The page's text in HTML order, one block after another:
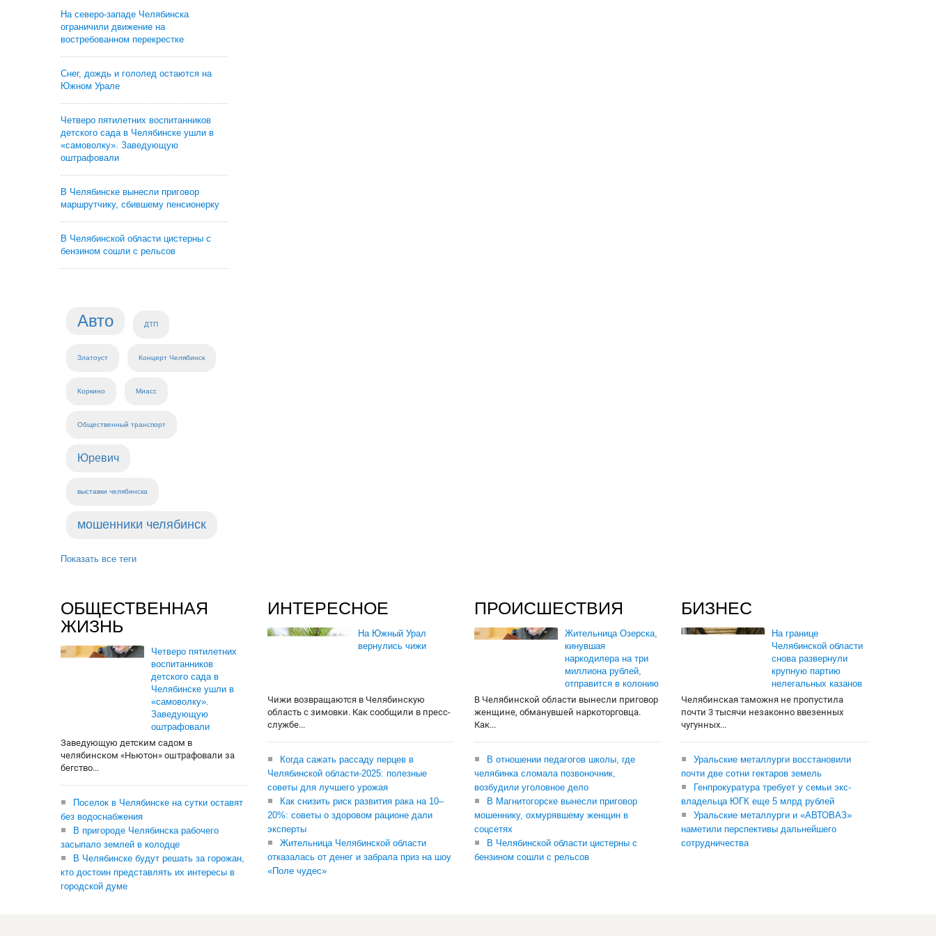
На северо-западе Челябинска
ограничили движение на
востребованном перекрестке
Снег, дождь и гололед остаются на
Южном Урале
Четверо пятилетних воспитанников
детского сада в Челябинске ушли в
«самоволку». Заведующую
оштрафовали
В Челябинске вынесли приговор
маршрутчику, сбившему пенсионерку
В Челябинской области цистерны с
бензином сошли с рельсов
Авто ДТП
Златоуст Концерт Челябинск
Коркино Миасс
Общественный транспорт
Юревич
выставки челябинска
мошенники челябинск
Показать все теги
ОБЩЕСТВЕННАЯ
ЖИЗНЬ
Четверо пятилетних
воспитанников
детского сада в
Челябинске ушли в
«самоволку».
Заведующую
оштрафовали
Заведующую детским садом в
челябинском «Ньютон» оштрафовали за
бегство...
Поселок в Челябинске на сутки оставят
без водоснабжения
В пригороде Челябинска рабочего
засыпало землей в колодце
В Челябинске будут решать за горожан,
кто достоин представлять их интересы в
городской думе
ИНТЕРЕСНОЕ
На Южный Урал
вернулись чижи
Чижи возвращаются в Челябинскую
область с зимовки. Как сообщили в пресс-
службе...
Когда сажать рассаду перцев в
Челябинской области-2025: полезные
советы для лучшего урожая
Как снизить риск развития рака на 10–
20%: советы о здоровом рационе дали
эксперты
Жительница Челябинской области
отказалась от денег и забрала приз на шоу
«Поле чудес»
ПРОИСШЕСТВИЯ
Жительница Озерска,
кинувшая
наркодилера на три
миллиона рублей,
отправится в колонию
В Челябинской области вынесли приговор
женщине, обманувшей наркоторговца.
Как...
В отношении педагогов школы, где
челябинка сломала позвоночник,
возбудили уголовное дело
В Магнитогорске вынесли приговор
мошеннику, охмурявшему женщин в
соцсетях
В Челябинской области цистерны с
бензином сошли с рельсов
БИЗНЕС
На границе
Челябинской области
снова развернули
крупную партию
нелегальных казанов
Челябинская таможня не пропустила
почти 3 тысячи незаконно ввезенных
чугунных...
Уральские металлурги восстановили
почти две сотни гектаров земель
Генпрокуратура требует у семьи экс-
владельца ЮГК еще 5 млрд рублей
Уральские металлурги и «АВТОВАЗ»
наметили перспективы дальнейшего
сотрудничества